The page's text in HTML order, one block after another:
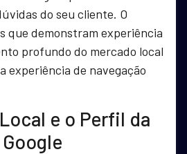
do seu cliente. O
que demonstram experiência
profundo do mercado local
experiência de navegação
e o Perfil da